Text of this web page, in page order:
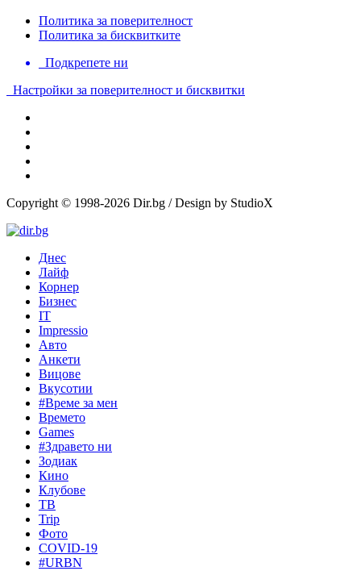
Политика за поверителност
Политика за бисквитките
Подкрепете ни
Настройки за поверителност и бисквитки
Copyright © 1998-2026 Dir.bg / Design by StudioX
Днес
Лайф
Корнер
Бизнес
IT
Impressio
Авто
Анкети
Вицове
Вкусотии
#Време за мен
Времето
Games
#Здравето ни
Зодиак
Кино
Клубове
ТВ
Trip
Фото
COVID-19
#URBN